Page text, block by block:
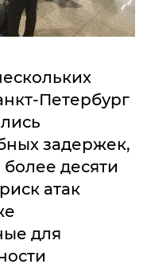
Петербург
задержек,
десяти
атак
для